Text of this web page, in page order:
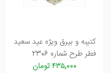
کتیبه و بیرق ویژه عید سعید
فطر طرح شماره 2306
۴۳۵٬۰۰۰ تومان